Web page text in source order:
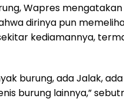
Wapres
dirinya pun
kediamannya,
burung, ada Jalak,
burung lainnya,”